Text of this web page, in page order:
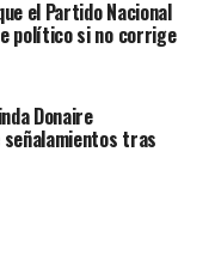
el Partido Nacional
político si no corrige
Donaire
tras